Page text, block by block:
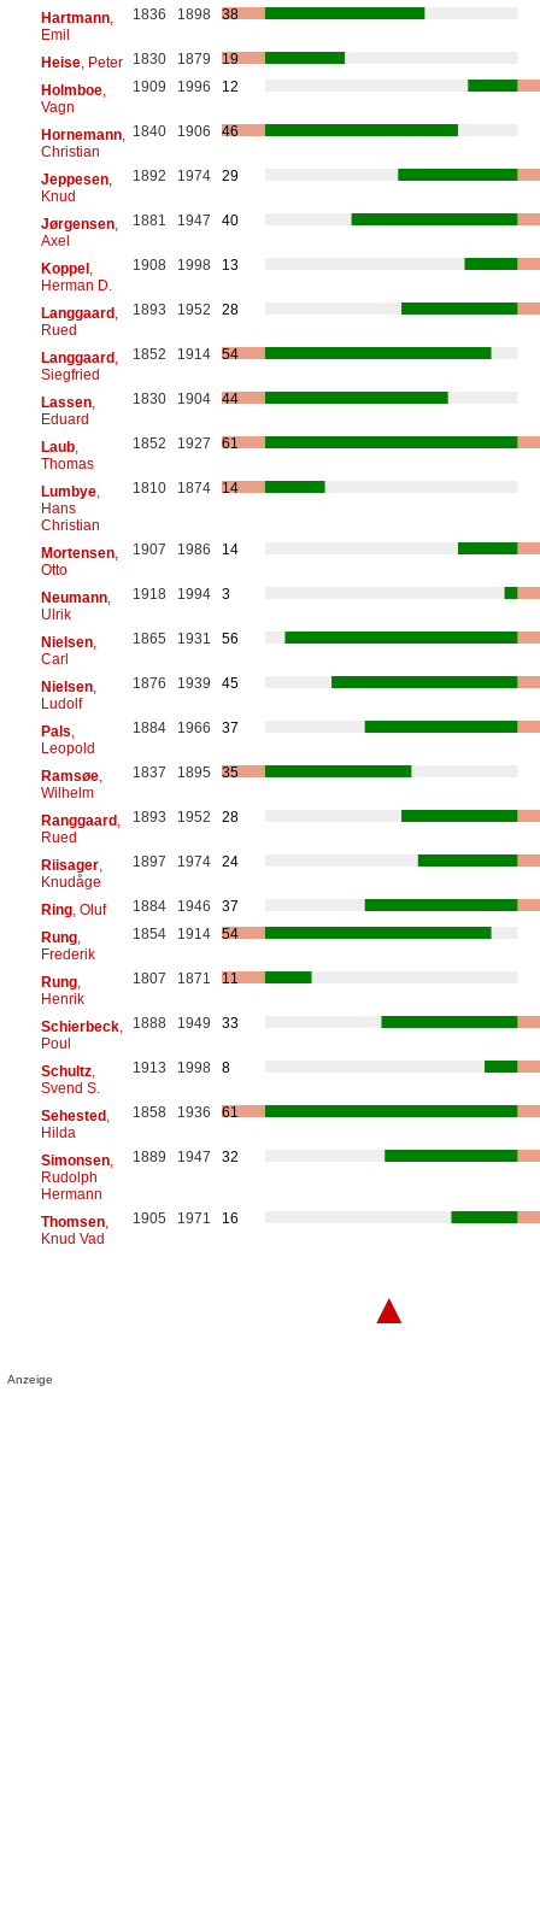
Hartmann,
Emil
1836 1898 38
Heise, Peter 1830 1879
19
Holmboe,
Vagn
1909 1996 12
Hornemann,
Christian
1840 1906 46
Jeppesen,
Knud
1892 1974 29
Jørgensen,
Axel
1881 1947 40
Koppel,
Herman D.
1908 1998 13
Langgaard,
Rued
1893 1952 28
Langgaard,
Siegfried
1852 1914 54
Lassen,
Eduard
1830 1904 44
Laub,
Thomas
1852 1927 61
Lumbye,
Hans
Christian
1810 1874 14
Mortensen,
Otto
1907 1986 14
Neumann,
Ulrik
1918 1994 3
Nielsen,
Carl
1865 1931 56
Nielsen,
Ludolf
1876 1939 45
Pals
Leopold
1884 1966 37
Ramsøe,
Wilhelm
1837 1895 35
Ranggaard,
Rued
1893 1952 28
Riisager,
Knudåge
1897 1974 24
Ring, Oluf 1884 1946
37
Rung,
Frederik
1854 1914 54
Rung,
Henrik
1807 1871 11
Schierbeck,
Poul
1888 1949 33
Schultz,
Svend S.
1913 1998 8
Sehested,
Hilda
1858 1936 61
Simonsen,
Rudolph
Hermann
1889 1947 32
Thomsen,
Knud Vad
1905 1971 16
▲
Anzeige